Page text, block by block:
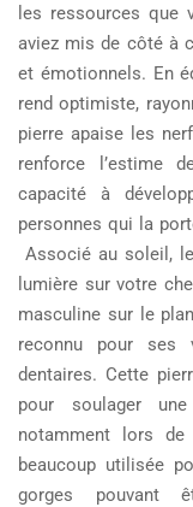
les ressources que
aviez mis de côté à
et émotionnels. En
rend optimiste,
pierre apaise les
renforce l’estime
capacité à
personnes qui la
Associé au soleil,
lumière sur votre
masculine sur le
reconnu pour ses
dentaires. Cette
pour soulager
notamment lors
beaucoup utilisée
gorges pouvant